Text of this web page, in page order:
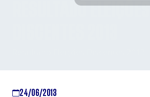
RESULTADO ELEIÇÕES
24/06/2013